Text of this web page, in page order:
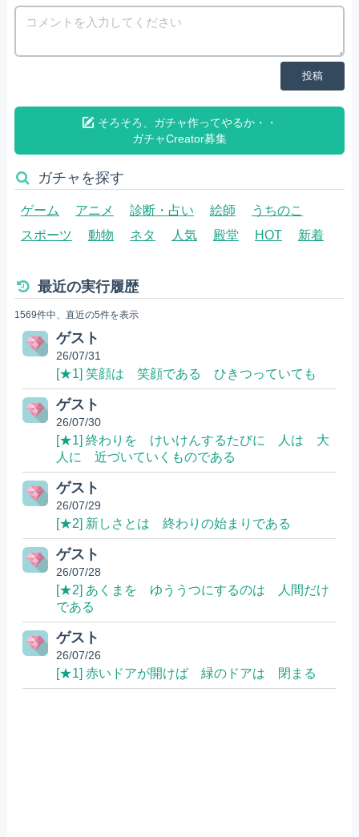
投稿
そろそろ、ガチャ作ってやるか・・
ガチャCreator募集
ガチャを探す
ゲーム アニメ 診断・占い 絵師
うちのこ
スポーツ
動物 ネタ 人気 殿堂 HOT 新着
最近の実行履歴
1569件中、直近の5件を表示
ゲスト
26/07/31
[★1] 笑顔は 笑顔である ひきつっていても
ゲスト
26/07/30
[★1] 終わりを けいけんするたびに 人は 大
人に 近づいていくものである
ゲスト
26/07/29
[★2] 新しさとは 終わりの始まりである
ゲスト
26/07/28
[★2] あくまを ゆううつにするのは 人間だけ
である
ゲスト
26/07/26
[★1] 赤いドアが開けば 緑のドアは 閉まる